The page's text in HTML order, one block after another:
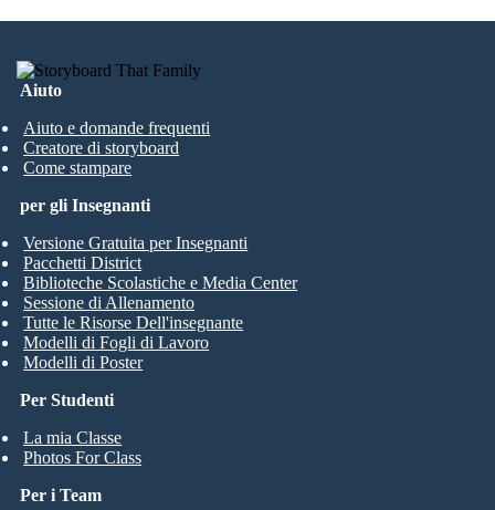
Aiuto
Aiuto e domande frequenti
Creatore di storyboard
Come stampare
Per Studenti
La mia Classe
Photos For Class
per gli Insegnanti
Versione Gratuita per Insegnanti
Pacchetti District
Biblioteche Scolastiche e Media Center
Sessione di Allenamento
Tutte le Risorse Dell'insegnante
Modelli di Fogli di Lavoro
Modelli di Poster
Per i Team